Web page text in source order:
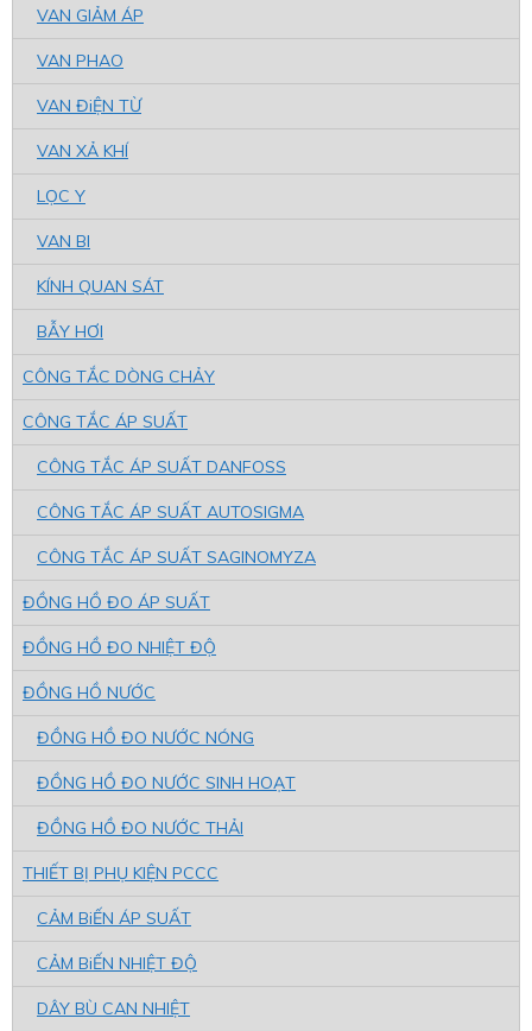
VAN GIẢM ÁP
VAN PHAO
VAN ĐiỆN TỪ
VAN XẢ KHÍ
LỌC Y
VAN BI
KÍNH QUAN SÁT
BẪY HƠI
CÔNG TẮC DÒNG CHẢY
CÔNG TẮC ÁP SUẤT
CÔNG TẮC ÁP SUẤT DANFOSS
CÔNG TẮC ÁP SUẤT AUTOSIGMA
CÔNG TẮC ÁP SUẤT SAGINOMYZA
ĐỒNG HỒ ĐO ÁP SUẤT
ĐỒNG HỒ ĐO NHIỆT ĐỘ
ĐỒNG HỒ NƯỚC
ĐỒNG HỒ ĐO NƯỚC NÓNG
ĐỒNG HỒ ĐO NƯỚC SINH HOẠT
ĐỒNG HỒ ĐO NƯỚC THẢI
THIẾT BỊ PHỤ KIỆN PCCC
CẢM BiẾN ÁP SUẤT
CẢM BiẾN NHIỆT ĐỘ
DÂY BÙ CAN NHIỆT